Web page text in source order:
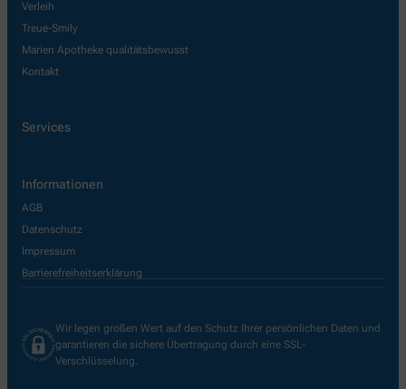
Verleih
Treue-Smily
Marien Apotheke qualitätsbewusst
Kontakt
Services
Informationen
AGB
Datenschutz
Impressum
Barrierefreiheitserklärung
Wir legen großen Wert auf den Schutz Ihrer persönlichen Daten und
garantieren die sichere Übertragung durch eine SSL-
Verschlüsselung.